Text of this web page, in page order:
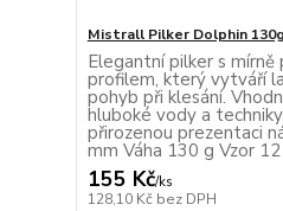
Mistrall Pilker Dolphin
Elegantní pilker s mírně
profilem, který vytváří
pohyb při klesání.
hluboké vody a
přirozenou prezentaci
mm Váha 130 g Vzor 12
155 Kč/ks
128,10 Kč bez DPH